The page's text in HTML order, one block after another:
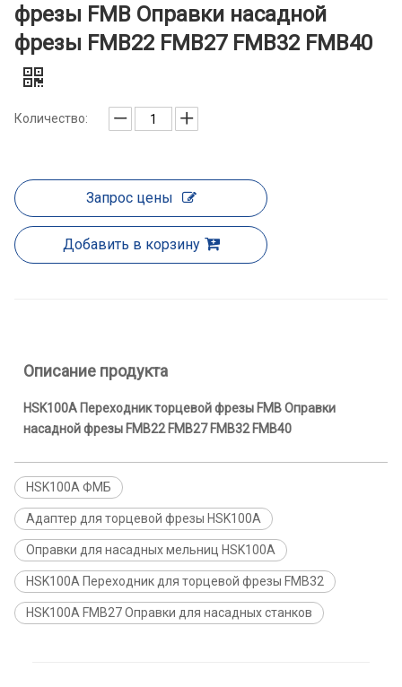
фрезы FMB Оправки насадной
фрезы FMB22 FMB27 FMB32 FMB40
Количество:
Запрос цены
Добавить в корзину
Описание продукта
HSK100A Переходник торцевой фрезы FMB Оправки
насадной фрезы FMB22 FMB27 FMB32 FMB40
HSK100A ФМБ
Адаптер для торцевой фрезы HSK100A
Оправки для насадных мельниц HSK100A
HSK100A Переходник для торцевой фрезы FMB32
HSK100A FMB27 Оправки для насадных станков